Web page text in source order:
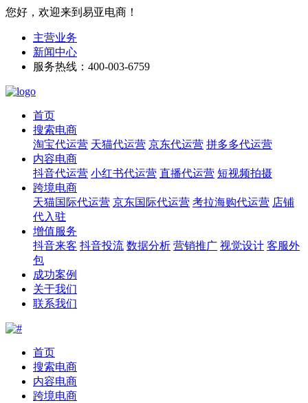
您好，欢迎来到易亚电商！
主营业务
新闻中心
服务热线：400-003-6759
首页
搜索电商
淘宝代运营 天猫代运营 京东代运营 拼多多代运营
内容电商
抖音代运营 小红书代运营 直播代运营 短视频拍摄
跨境电商
天猫国际代运营 京东国际代运营 考拉海购代运营 店铺
代入驻
增值服务
抖音来客 抖音投流 数据分析 营销推广 视觉设计 客服外
包
成功案例
关于我们
联系我们
首页
搜索电商
内容电商
跨境电商